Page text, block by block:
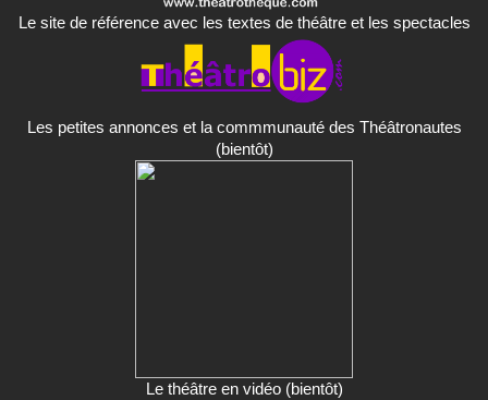
Le site de référence avec les textes de théâtre et les spectacles
Les petites annonces et la commmunauté des Théâtronautes
(bientôt)
Le théâtre en vidéo (bientôt)